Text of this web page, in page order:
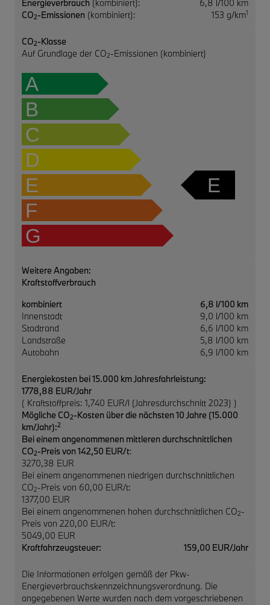
Energieverbrauch (kombiniert):
6,8 l/100 km
CO2-Emissionen (kombiniert): 153 g/km1
CO2-Klasse
Auf Grundlage der CO2-Emissionen (kombiniert)
A
B
C
D
E
F
G
E
Weitere Angaben:
Kraftstoffverbrauch
kombiniert
6,8 l/100 km
Innenstadt
9,0 l/100 km
Stadtrand
6,6 l/100 km
Landstraße
5,8 l/100 km
Autobahn
6,9 l/100 km
Energiekosten bei 15.000 km Jahresfahrleistung:
1778,88 EUR/Jahr
( Kraftstoffpreis: 1,740 EUR/l (Jahresdurchschnitt 2023) )
Mögliche CO2-Kosten über die nächsten 10 Jahre (15.000
km/Jahr):2
Bei einem angenommenen mittleren durchschnittlichen
CO2-Preis von 142,50 EUR/t:
3270,38 EUR
Bei einem angenommenen niedrigen durchschnittlichen
CO2-Preis von 60,00 EUR/t:
1377,00 EUR
Bei einem angenommenen hohen durchschnittlichen CO2-
Preis von 220,00 EUR/t:
5049,00 EUR
Kraftfahrzeugsteuer:
159,00 EUR/Jahr
Die Informationen erfolgen gemäß der Pkw-
Energieverbrauchskennzeichnungsverordnung. Die
angegebenen Werte wurden nach dem vorgeschriebenen